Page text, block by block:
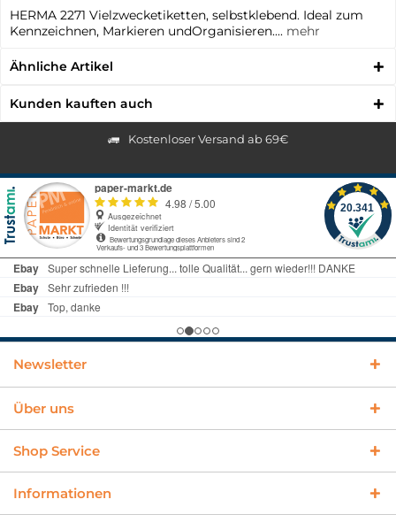
HERMA 2271 Vielzwecketiketten, selbstklebend. Ideal zum
Kennzeichnen, Markieren undOrganisieren.... mehr
Ähnliche Artikel
Kunden kauften auch
Kostenloser Versand ab 69€
Newsletter
Über uns
Shop Service
Informationen